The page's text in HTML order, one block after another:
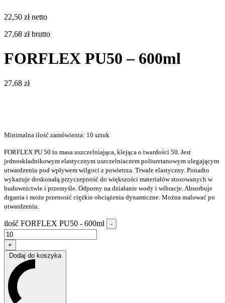
22,50 złnetto
27,68 złbrutto
FORFLEX PU50 – 600ml
27,68 zł
Minimalna ilość zamówienia: 10 sztuk
FORFLEX PU 50 to masa uszczelniająca, klejąca o twardości 50. Jest
jednoskładnikowym elastycznym uszczelniaczem poliuretanowym ulegającym
utwardzeniu pod wpływem wilgoci z powietrza. Trwale elastyczny. Ponadto
wykazuje doskonałą przyczepność do większości materiałów stosowanych w
budownictwie i przemyśle. Odporny na działanie wody i wibracje. Absorbuje
drgania i może przenosić ciężkie obciążenia dynamiczne. Można malować po
utwardzeniu.
ilość FORFLEX PU50 - 600ml -
+
Dodaj do koszyka